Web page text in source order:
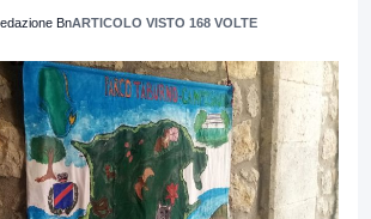
BnARTICOLO VISTO 168 VOLTE